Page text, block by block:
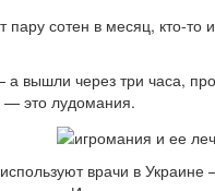
пару сотен в месяц, кто-
вышли через три часа,
— это лудомания.
врачи в Украине